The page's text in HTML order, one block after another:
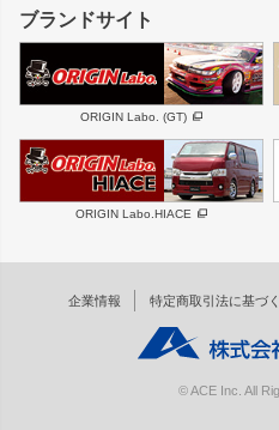
GS350
SC
スバル
軽自動車
ボンネット
フェンダー
サイドパーツ
ハイエースパーツ
ホイール
DAYTONA-RS
エアロシリーズ
RUGGER MODEL
オーバーフェンダー
ブランドサイト
ORIGIN Labo. (GT)
ORIGIN Labo.HIACE
企業情報 特定商取引法に基づ
© ACE Inc. All